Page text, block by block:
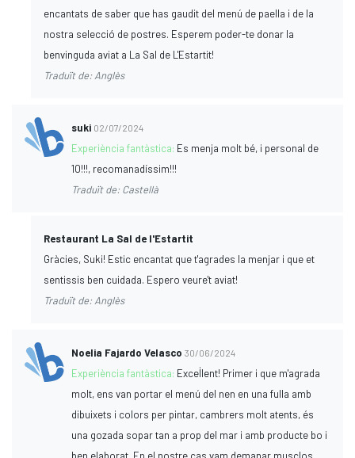
encantats de saber que has gaudit del menú de paella i de la
nostra selecció de postres. Esperem poder-te donar la
benvinguda aviat a La Sal de L'Estartit!
Traduït de: Anglès
suki 02/07/2024
Experiència fantàstica: Es menja molt bé, i personal de
10!!!, recomanadíssim!!!
Traduït de: Castellà
Restaurant La Sal de l'Estartit
Gràcies, Suki! Estic encantat que t'agrades la menjar i que et
sentissis ben cuidada. Espero veure't aviat!
Traduït de: Anglès
Noelia Fajardo Velasco 30/06/2024
Experiència fantàstica: Excel·lent! Primer i que m'agrada
molt, ens van portar el menú del nen en una fulla amb
dibuixets i colors per pintar, cambrers molt atents, és
una gozada sopar tan a prop del mar i amb producte bo i